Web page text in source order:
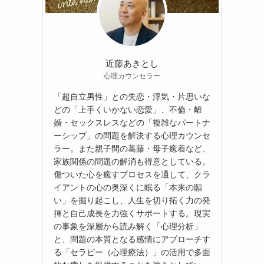
近藤あきとし
心理カウンセラー
「超自立男性」との失恋・浮気・片思いな
どの「上手くいかない恋愛」、不倫・離
婚・セックスレスなどの「複雑なパートナ
ーシップ」の問題を解決する心理カウンセ
ラー。また親子間の葛藤・母子癒着など、
家族関係の問題の解消も得意としている。
傷ついた心を癒すプロセスを通して、クラ
イアントの心の奥深くに眠る「本来の願
い」を掘り起こし、人生を切り拓く力の発
揮と自己成長を力強くサポートする。現実
の事象を深層から読み解く「心理分析」
と、問題の本質となる感情にアプローチす
る「セラピー（心理療法）」の活用で多面